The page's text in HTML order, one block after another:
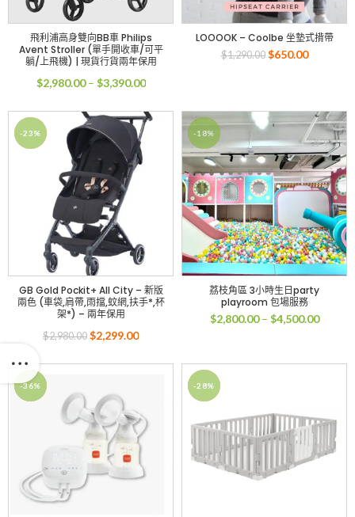
飛利浦高身雙向BB車 Philips
Avent Stroller (單手開收車/可平
躺/上飛機) | 現貨行貨兩年保用
$2,980.00– $3,390.00
LOOOOK – Coolbe 坐墊式揹帶
$1,290.00 $650.00
-23%
GB Gold Pockit+ All City – 新版
兩色 (車袋,肩帶,雨擋,蚊網,扶手*,杯
架*) – 兩年保用
$2,980.00 $2,299.00
-18%
荔枝角區 3小時生日party
playroom 包場服務
$2,800.00– $4,500.00
-36% -28%